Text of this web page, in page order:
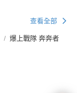
查看全部
爆上戰隊 奔奔者